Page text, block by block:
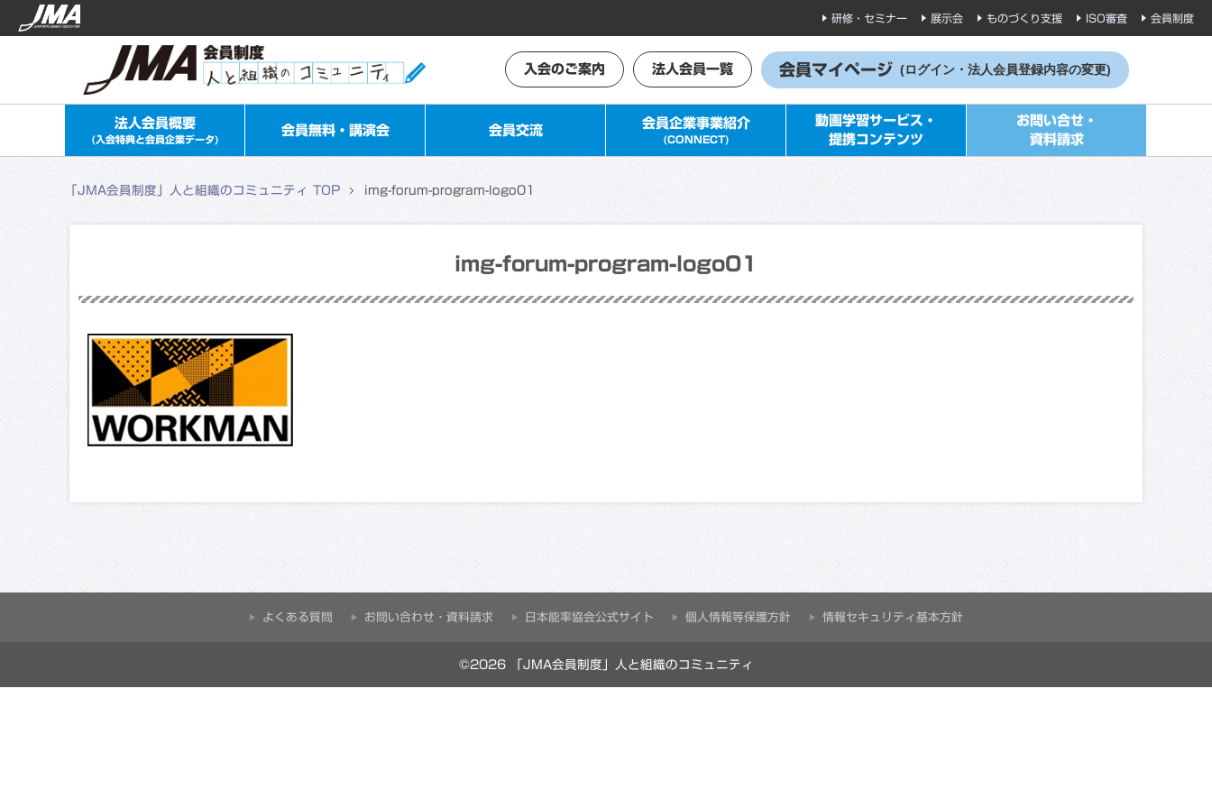
研修・セミナー 展示会 ものづくり支援 ISO審査 会員制度
入会のご案内 法人会員一覧 会員マイページ (ログイン・法人会員登録内容の変更)
法人会員概要
(入会特典と会員企業データ)
会員無料・講演会 会員交流 会員企業事業紹介
(CONNECT)
動画学習サービス・
提携コンテンツ
お問い合せ・
資料請求
「JMA会員制度」人と組織のコミュニティ TOP img-forum-program-logo01
img-forum-program-logo01
よくある質問 お問い合わせ・資料請求 ⽇本能率協会公式サイト 個人情報等保護方針 情報セキュリティ基本方針
©2026 「JMA会員制度」人と組織のコミュニティ